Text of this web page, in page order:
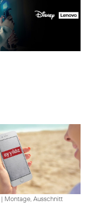
| Montage, Ausschnitt